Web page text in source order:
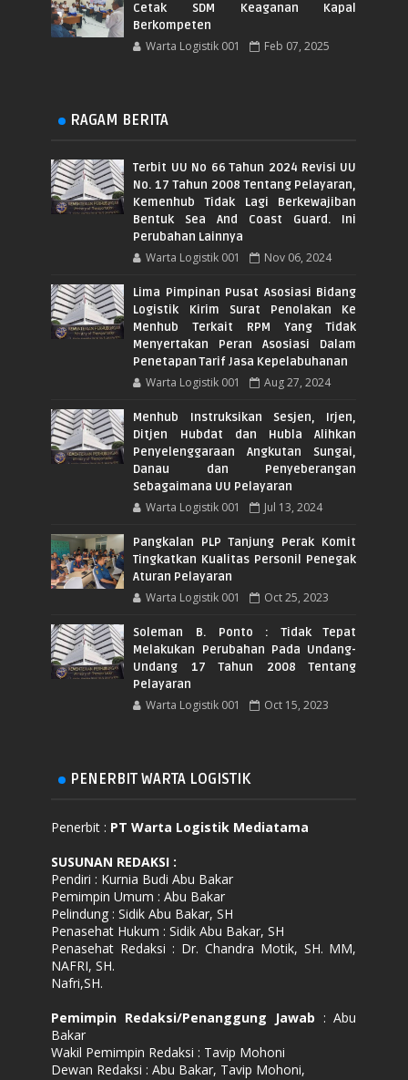
Cetak SDM Keaganan Kapal
Berkompeten
Warta Logistik 001 Feb 07, 2025
RAGAM BERITA
Terbit UU No 66 Tahun 2024 Revisi UU
No. 17 Tahun 2008 Tentang Pelayaran,
Kemenhub Tidak Lagi Berkewajiban
Bentuk Sea And Coast Guard. Ini
Perubahan Lainnya
Warta Logistik 001 Nov 06, 2024
Lima Pimpinan Pusat Asosiasi Bidang
Logistik Kirim Surat Penolakan Ke
Menhub Terkait RPM Yang Tidak
Menyertakan Peran Asosiasi Dalam
Penetapan Tarif Jasa Kepelabuhanan
Warta Logistik 001 Aug 27, 2024
Menhub Instruksikan Sesjen, Irjen,
Ditjen Hubdat dan Hubla Alihkan
Penyelenggaraan Angkutan Sungai,
Danau dan Penyeberangan
Sebagaimana UU Pelayaran
Warta Logistik 001 Jul 13, 2024
Pangkalan PLP Tanjung Perak Komit
Tingkatkan Kualitas Personil Penegak
Aturan Pelayaran
Warta Logistik 001 Oct 25, 2023
Soleman B. Ponto : Tidak Tepat
Melakukan Perubahan Pada Undang-
Undang 17 Tahun 2008 Tentang
Pelayaran
Warta Logistik 001 Oct 15, 2023
PENERBIT WARTA LOGISTIK
Penerbit : PT Warta Logistik Mediatama
SUSUNAN REDAKSI :
Pendiri : Kurnia Budi Abu Bakar
Pemimpin Umum : Abu Bakar
Pelindung : Sidik Abu Bakar, SH
Penasehat Hukum : Sidik Abu Bakar, SH
Penasehat Redaksi : Dr. Chandra Motik, SH. MM,
NAFRI, SH.
Nafri,SH.
Pemimpin Redaksi/Penanggung Jawab : Abu
Bakar
Wakil Pemimpin Redaksi : Tavip Mohoni
Dewan Redaksi : Abu Bakar, Tavip Mohoni,